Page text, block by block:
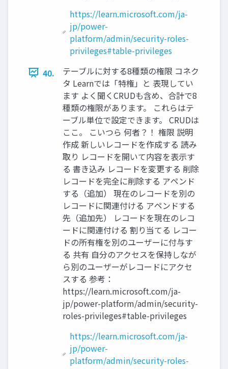
https://learn.microsoft.com/ja-
jp/power-
platform/admin/security-roles-
privileges#table-privileges
40.
テーブルに対する8種類の権限 コネク
タ Learnでは「特権」と 表現してい
ます よく聞くCRUDも含め、合計で8
種類の権限があります。 これらはテ
ーブル単位で設定できます。 CRUDは
ここ。 こいつら 何者？！ 権限 説明
作成 新しいレコードを作成する 読み
取り レコードを開いて内容を表示す
る 書き込み レコードを変更する 削除
レコードを完全に削除する アペンド
する（追加） 現在のレコードを別の
レコードに関連付ける アペンドする
先（追加先） レコードを現在のレコ
ードに関連付ける 割り当てる レコー
ドの所有権を別のユーザーに付与す
る 共有 自分のアクセスを保持しなが
ら別のユーザーがレコードにアクセ
スする 参考：
https://learn.microsoft.com/ja-
jp/power-platform/admin/security-
roles-privileges#table-privileges
https://learn.microsoft.com/ja-
jp/power-
platform/admin/security-roles-